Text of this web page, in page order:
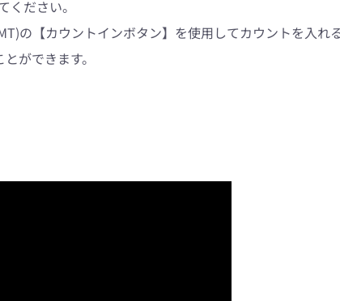
ください。
の【カウントインボタン】を使用してカウントを入れ
ができます。